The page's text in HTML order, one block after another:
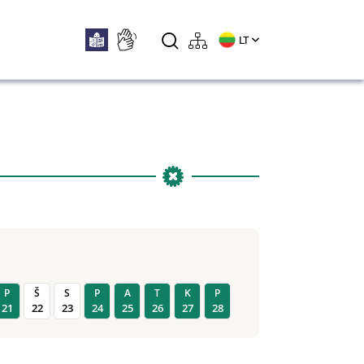
LT
P
21
Š
22
S
23
P
24
A
25
T
26
K
27
P
28